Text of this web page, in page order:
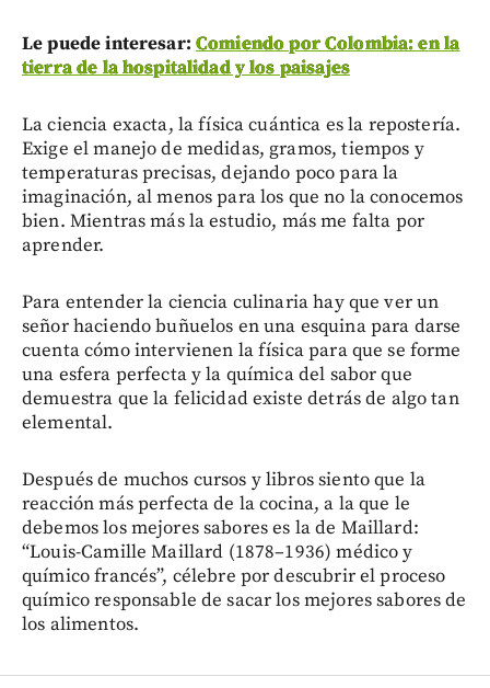
Le puede interesar: Comiendo por Colombia: en la
tierra de la hospitalidad y los paisajes
La ciencia exacta, la física cuántica es la repostería.
Exige el manejo de medidas, gramos, tiempos y
temperaturas precisas, dejando poco para la
imaginación, al menos para los que no la conocemos
bien. Mientras más la estudio, más me falta por
aprender.
Para entender la ciencia culinaria hay que ver un
señor haciendo buñuelos en una esquina para darse
cuenta cómo intervienen la física para que se forme
una esfera perfecta y la química del sabor que
demuestra que la felicidad existe detrás de algo tan
elemental.
Después de muchos cursos y libros siento que la
reacción más perfecta de la cocina, a la que le
debemos los mejores sabores es la de Maillard:
“Louis-Camille Maillard (1878–1936) médico y
químico francés”, célebre por descubrir el proceso
químico responsable de sacar los mejores sabores de
los alimentos.